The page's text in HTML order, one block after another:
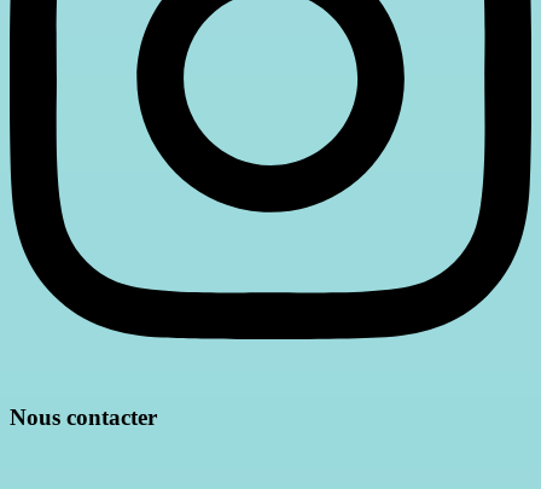
Nous contacter